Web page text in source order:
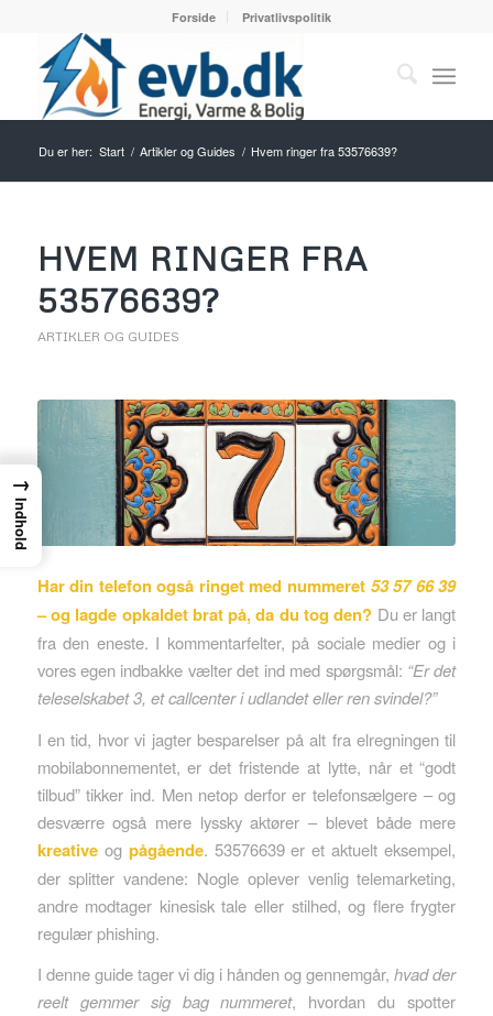
Forside Privatlivspolitik
Du er her: Start / Artikler og Guides / Hvem ringer fra 53576639?
HVEM RINGER FRA
53576639?
ARTIKLER OG GUIDES
Har din telefon også ringet med nummeret 53 57 66 39
– og lagde opkaldet brat på, da du tog den? Du er langt
fra den eneste. I kommentarfelter, på sociale medier og i
vores egen indbakke vælter det ind med spørgsmål: “Er det
teleselskabet 3, et callcenter i udlandet eller ren svindel?”
I en tid, hvor vi jagter besparelser på alt fra elregningen til
mobilabonnementet, er det fristende at lytte, når et “godt
tilbud” tikker ind. Men netop derfor er telefonsælgere – og
desværre også mere lyssky aktører – blevet både mere
kreativeog pågående. 53576639 er et aktuelt eksempel,
der splitter vandene: Nogle oplever venlig telemarketing,
andre modtager kinesisk tale eller stilhed, og flere frygter
regulær phish­ing.
I denne guide tager vi dig i hånden og gennemgår,hvad der
reelt gemmer sig bag nummeret, hvordan du spotter
→
Indhold